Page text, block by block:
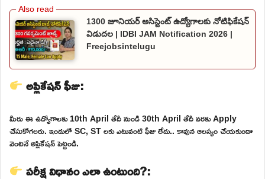
1300 జూనియర్ అసిస్టెంట్ ఉద్యోగాలకు నోటిఫికేషన్
విడుదల | IDBI JAM Notification 2026 |
Freejobsintelugu
అప్లికేషన్ ఫీజు:
మీరు ఈ ఉద్యోగాలకు 10th April తేదీ నుండి 30th April తేదీ వరకు Apply
చేసుకోగలరు. ఇందులో SC, ST లకు ఎటువంటి ఫీజు లేదు.. కావున ఆలస్యం చేయకుండా
వెంటనే అప్లికేషన్ పెట్టండి.
పరీక్ష విధానం ఎలా ఉంటుంది?: